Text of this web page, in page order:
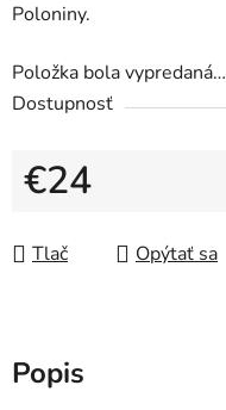
Poloniny.
Položka bola vypredaná…
Dostupnosť
€24
Tlač
Opýtať sa
Popis